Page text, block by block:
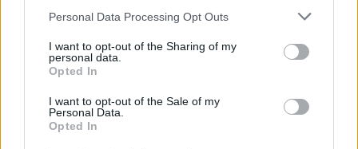
Personal Data Processing Opt Outs
I want to opt-out of the Sharing of my
personal data.
Opted In
I want to opt-out of the Sale of my
Personal Data.
Opted In
απολυμάνσεις, €10 χιλ. για σπιτάκια, και €9,5 χιλ.
για εργαλεία και υλικά! = σύνολο περίπου €200 χιλ.
(€ 199.800 για την ακρίβεια, σε ένα Δήμο με ήδη
εξαιρετικά περιορισμένες οικονομικές και ταμειακές
δυνατότητες και με εξαιρετικά αυξημένες ανάγκες σε
όλα τα μέτωπα, λόγω Covid)! Φυσικά κάθε